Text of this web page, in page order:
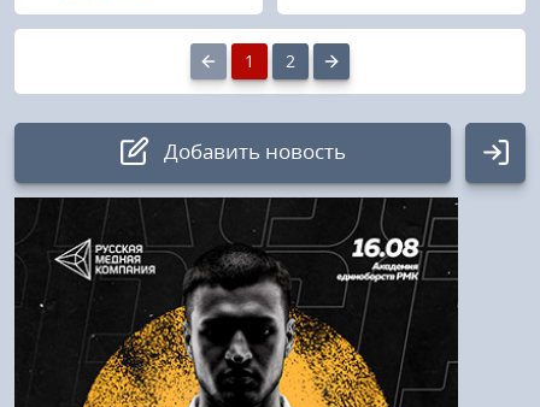
1 2
Добавить новость
Авторизация
Логин:
Пароль